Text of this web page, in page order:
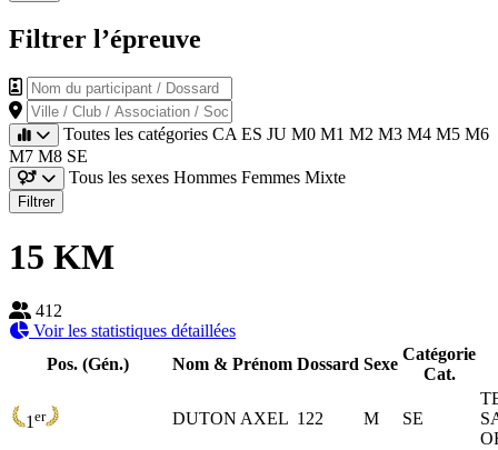
Filtrer l’épreuve
Nom du participant / Dossard
Ville / Club / Association / Société
Toutes les catégories CA ES JU M0 M1 M2 M3 M4 M5 M6
M7 M8 SE
Tous les sexes Hommes Femmes Mixte
Filtrer
15 KM
412
Voir les statistiques détaillées
Pos. (Gén.)
Nom & Prénom Dossard Sexe
Catégorie
Cat.
1 er DUTON AXEL 122 M SE